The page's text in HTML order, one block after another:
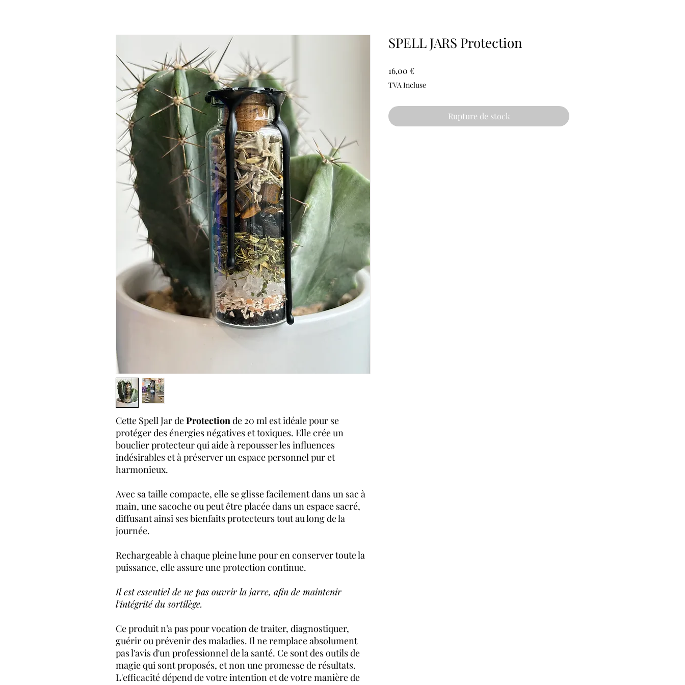
Cette Spell Jar deProtectionde 20 ml est idéale pour se
protéger des énergies négatives et toxiques. Elle crée un
bouclier protecteur qui aide à repousser les influences
indésirables et à préserver un espace personnel pur et
harmonieux.
Avec sa taille compacte, elle se glisse facilement dans un sac à
main, une sacoche ou peut être placée dans un espace sacré,
diffusant ainsi ses bienfaits protecteurs tout au long de la
journée.
Rechargeable à chaque pleine lune pour en conserver toute la
puissance, elle assure une protection continue.
Il est essentiel de ne pas ouvrir la jarre, afin de maintenir
l'intégrité du sortilège.
Ce produit n’a pas pour vocation de traiter, diagnostiquer,
guérir ou prévenir des maladies. Il ne remplace absolument
pas l'avis d'un professionnel de la santé. Ce sont des outils de
magie qui sont proposés, et non une promesse de résultats.
L'efficacité dépend de votre intention et de votre manière de
SPELL JARS Protection
16,00 €Prix
TVA Incluse
Rupture de stock